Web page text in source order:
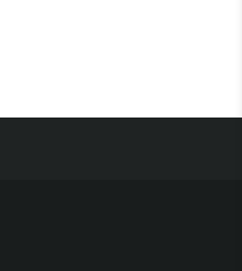
述具有如下特定含义：
行账户或使用【跨境宝】功